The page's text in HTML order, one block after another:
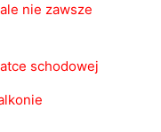
nie zawsze
schodowej